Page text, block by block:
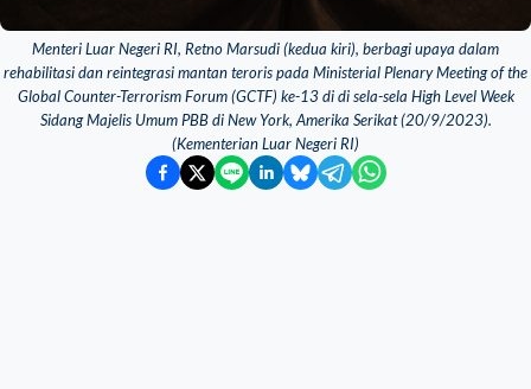
Menteri Luar Negeri RI, Retno Marsudi (kedua kiri), berbagi upaya dalam
rehabilitasi dan reintegrasi mantan teroris pada Ministerial Plenary Meeting of the
Global Counter-Terrorism Forum (GCTF) ke-13 di di sela-sela High Level Week
Sidang Majelis Umum PBB di New York, Amerika Serikat (20/9/2023).
(Kementerian Luar Negeri RI)